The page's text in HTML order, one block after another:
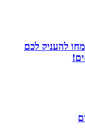
לכם